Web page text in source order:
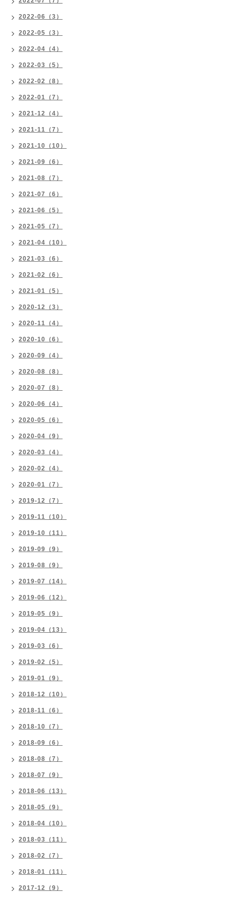
2022-06（3）
2022-05（3）
2022-04（4）
2022-03（5）
2022-02（8）
2022-01（7）
2021-12（4）
2021-11（7）
2021-10（10）
2021-09（6）
2021-08（7）
2021-07（6）
2021-06（5）
2021-05（7）
2021-04（10）
2021-03（6）
2021-02（6）
2021-01（5）
2020-12（3）
2020-11（4）
2020-10（6）
2020-09（4）
2020-08（8）
2020-07（8）
2020-06（4）
2020-05（6）
2020-04（9）
2020-03（4）
2020-02（4）
2020-01（7）
2019-12（7）
2019-11（10）
2019-10（11）
2019-09（9）
2019-08（9）
2019-07（14）
2019-06（12）
2019-05（9）
2019-04（13）
2019-03（6）
2019-02（5）
2019-01（9）
2018-12（10）
2018-11（6）
2018-10（7）
2018-09（6）
2018-08（7）
2018-07（9）
2018-06（13）
2018-05（9）
2018-04（10）
2018-03（11）
2018-02（7）
2018-01（11）
2017-12（9）